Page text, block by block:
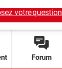
votrequestion
Forum